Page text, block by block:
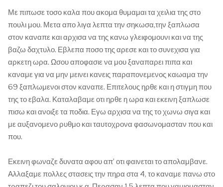
Με πιπωσε τοσο καλα που ακομα θυμαμαι τα χειλια της στο
πουλι μου. Μετα απο λιγα λεπτα την σηκωσα,την ξαπλωσα
στον καναπε και αρχισα να της κανω γλειφομουνι και να της
βαζω δαχτυλο. Εβλεπα ποσο της αρεσε και το συνεχισα για
αρκετη ωρα. Ωσου αποφασιε να μου ξαναπαρει πιπα και
καναμε για να μην μεινει κανεις παραπονεμενος καωαμα την
69 ξαπλωμενοι στον καναπε. Επιτελους ηρθε και η στιγμη που
της το εβαλα. Καταλαβαμε οτι ηρθε η ωρα και εκεινη ξαπλωσε
πισω και ανοιξε τα ποδια. Εγω αρχισα να της το χωνω σιγα και
με αυξανομενο ρυθμο και ταυτοχρονα φασωνομασταν που και
που.
Εκεινη φωναζε δυνατα αφου απ’ οτι φαινεται το απολαμβανε.
Αλλαξαμε πολλες στασεις την πηρα στα 4, το καναμε πανω στο